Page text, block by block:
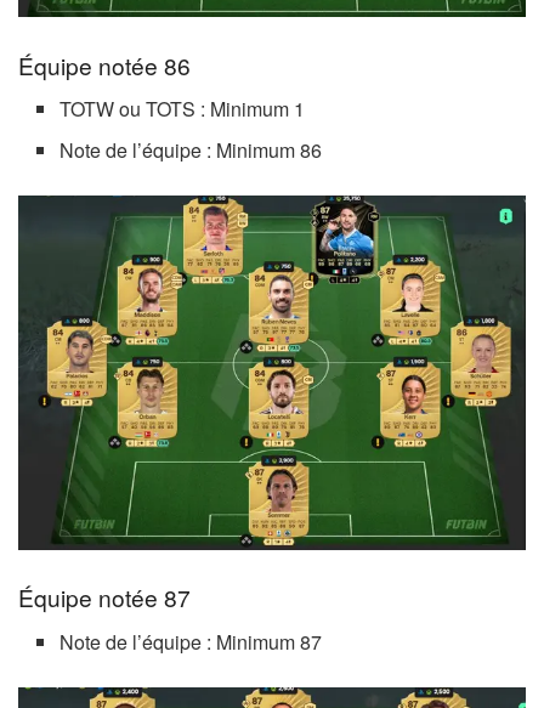
Équipe notée 86
TOTW ou TOTS : Minimum 1
Note de l’équipe : Minimum 86
Équipe notée 87
Note de l’équipe : Minimum 87